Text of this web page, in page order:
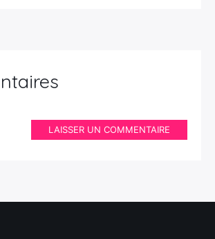
LAISSER UN COMMENTAIRE